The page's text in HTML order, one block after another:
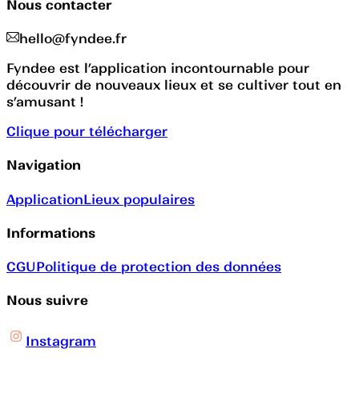
Nous contacter
hello@fyndee.fr
Fyndee est l’application incontournable pour
découvrir de nouveaux lieux et se cultiver tout en
s’amusant !
Clique pour télécharger
Navigation
ApplicationLieux populaires
Informations
CGUPolitique de protection des données
Nous suivre
Instagram